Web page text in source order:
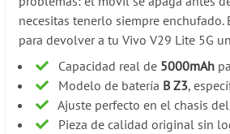
necesitas tenerlo siempre enchufado.
para devolver a tu Vivo V29 Lite 5G
Capacidad real de 5000mAh
Modelo de batería B Z3,
Ajuste perfecto en el chasis
Pieza de calidad original sin